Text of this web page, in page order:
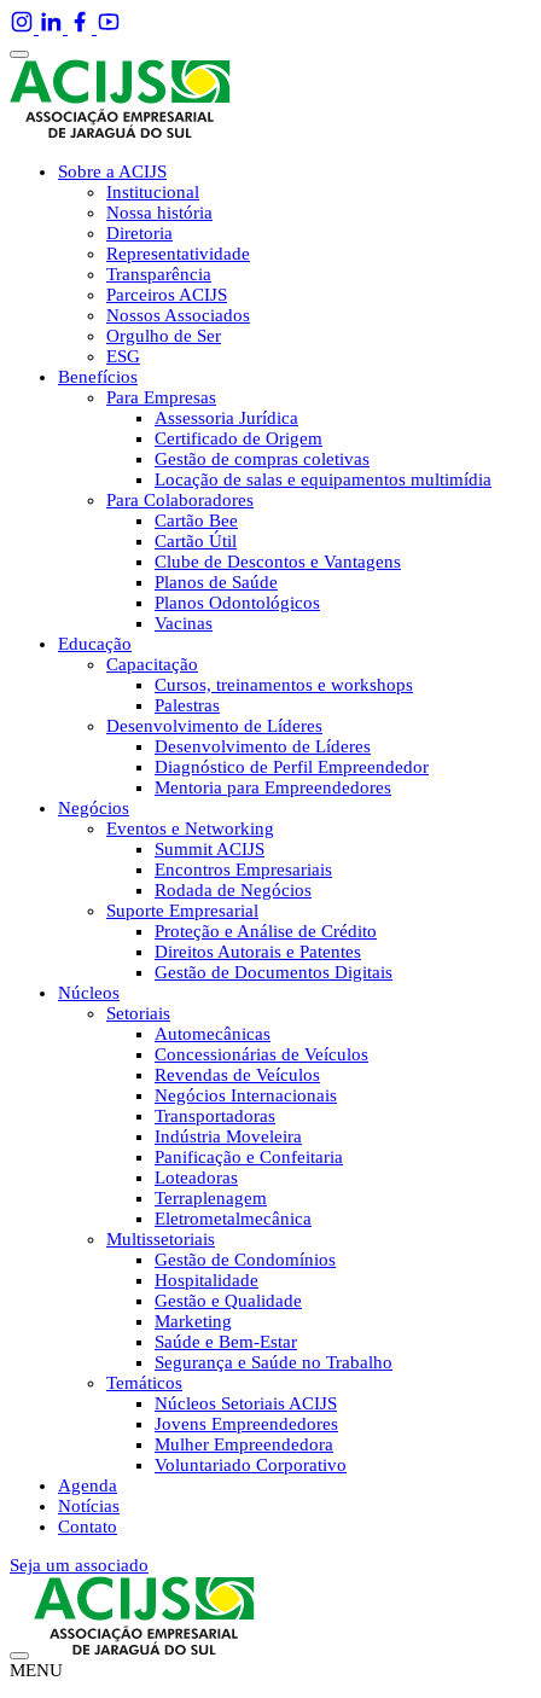
Sobre a ACIJS
Institucional
Nossa história
Diretoria
Representatividade
Transparência
Parceiros ACIJS
Nossos Associados
Orgulho de Ser
ESG
Benefícios
Para Empresas
Assessoria Jurídica
Certificado de Origem
Gestão de compras coletivas
Locação de salas e equipamentos multimídia
Para Colaboradores
Cartão Bee
Cartão Útil
Clube de Descontos e Vantagens
Planos de Saúde
Planos Odontológicos
Vacinas
Educação
Capacitação
Cursos, treinamentos e workshops
Palestras
Desenvolvimento de Líderes
Desenvolvimento de Líderes
Diagnóstico de Perfil Empreendedor
Mentoria para Empreendedores
Negócios
Eventos e Networking
Summit ACIJS
Encontros Empresariais
Rodada de Negócios
Suporte Empresarial
Proteção e Análise de Crédito
Direitos Autorais e Patentes
Gestão de Documentos Digitais
Núcleos
Setoriais
Automecânicas
Concessionárias de Veículos
Revendas de Veículos
Negócios Internacionais
Transportadoras
Indústria Moveleira
Panificação e Confeitaria
Loteadoras
Terraplenagem
Eletrometalmecânica
Multissetoriais
Gestão de Condomínios
Hospitalidade
Gestão e Qualidade
Marketing
Saúde e Bem-Estar
Segurança e Saúde no Trabalho
Temáticos
Núcleos Setoriais ACIJS
Jovens Empreendedores
Mulher Empreendedora
Voluntariado Corporativo
Agenda
Notícias
Contato
Seja um associado
MENU